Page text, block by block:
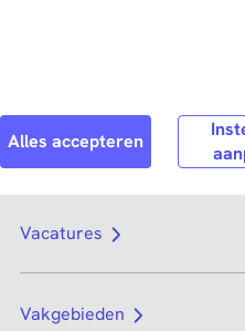
Search
Vacatures
Vakgebieden